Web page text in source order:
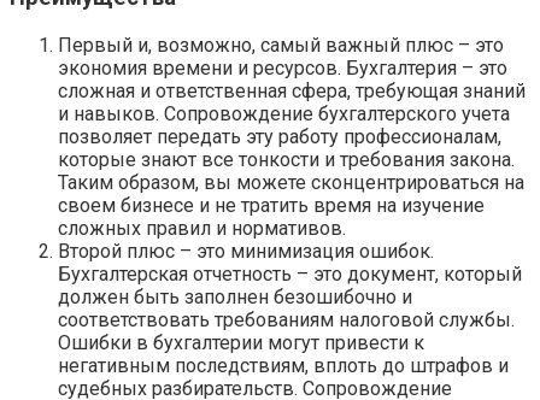
Первый и, возможно, самый важный плюс – это
экономия времени и ресурсов. Бухгалтерия – это
сложная и ответственная сфера, требующая знаний
и навыков. Сопровождение бухгалтерского учета
позволяет передать эту работу профессионалам,
которые знают все тонкости и требования закона.
Таким образом, вы можете сконцентрироваться на
своем бизнесе и не тратить время на изучение
сложных правил и нормативов.
Второй плюс – это минимизация ошибок.
Бухгалтерская отчетность – это документ, который
должен быть заполнен безошибочно и
соответствовать требованиям налоговой службы.
Ошибки в бухгалтерии могут привести к
негативным последствиям, вплоть до штрафов и
судебных разбирательств. Сопровождение